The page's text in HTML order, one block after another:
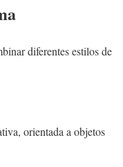
diferentes estilos de
orientada a objetos